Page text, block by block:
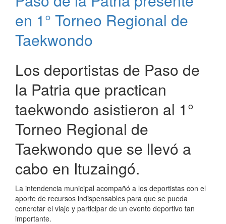
en 1° Torneo Regional de
Taekwondo
Los deportistas de Paso de
la Patria que practican
taekwondo asistieron al 1°
Torneo Regional de
Taekwondo que se llevó a
cabo en Ituzaingó.
La intendencia municipal acompañó a los deportistas con el
aporte de recursos indispensables para que se pueda
concretar el viaje y participar de un evento deportivo tan
importante.